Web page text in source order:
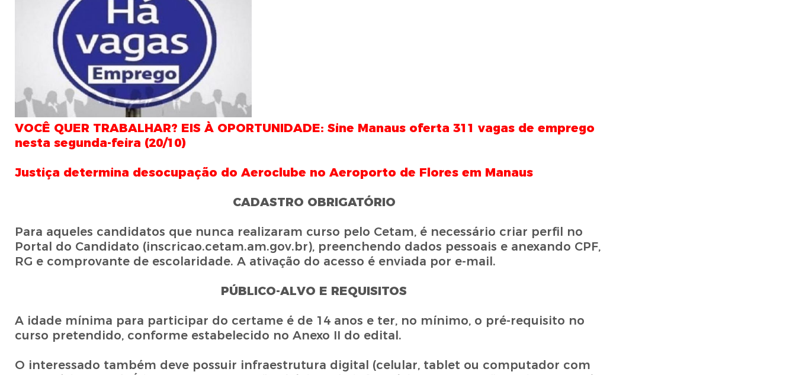
VOCÊ QUER TRABALHAR? EIS À OPORTUNIDADE: Sine Manaus oferta 311 vagas de emprego
nesta segunda-feira (20/10)
Justiça determina desocupação do Aeroclube no Aeroporto de Flores em Manaus
CADASTRO OBRIGATÓRIO
Para aqueles candidatos que nunca realizaram curso pelo Cetam, é necessário criar perfil no
Portal do Candidato (inscricao.cetam.am.gov.br), preenchendo dados pessoais e anexando CPF,
RG e comprovante de escolaridade. A ativação do acesso é enviada por e-mail.
PÚBLICO-ALVO E REQUISITOS
A idade mínima para participar do certame é de 14 anos e ter, no mínimo, o pré-requisito no
curso pretendido, conforme estabelecido no Anexo II do edital.
O interessado também deve possuir infraestrutura digital (celular, tablet ou computador com